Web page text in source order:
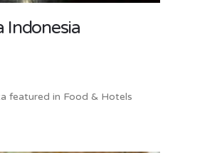
Indonesia
featured in Food & Hotels